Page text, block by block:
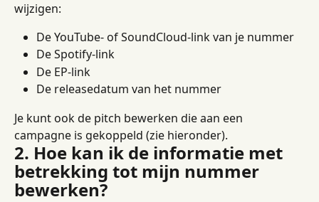
wijzigen:
De YouTube- of SoundCloud-link van je nummer
De Spotify-link
De EP-link
De releasedatum van het nummer
Je kunt ook de pitch bewerken die aan een
campagne is gekoppeld (zie hieronder).
2. Hoe kan ik de informatie met
betrekking tot mijn nummer
bewerken?